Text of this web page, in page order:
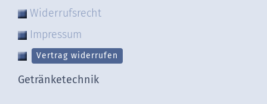
Widerrufsrecht
Impressum
Vertrag widerrufen
Getränketechnik